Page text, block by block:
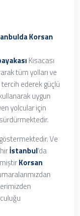
Korsan
Kısacası
tüm yolları ve
ederek güçlü
uygun
yolcular için
Ve
İstanbul‘da
Korsan